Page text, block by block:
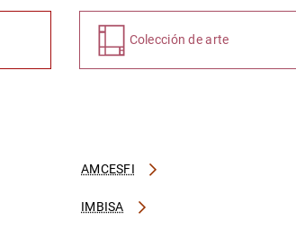
Colección de arte
AMCESFI
IMBISA